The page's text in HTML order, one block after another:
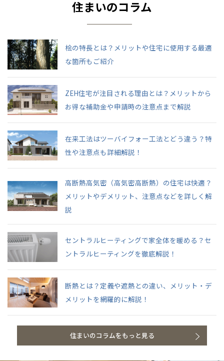
住まいのコラム
桧の特長とは？メリットや住宅に使用する最適
な箇所もご紹介
ZEH住宅が注目される理由とは？メリットから
お得な補助金や申請時の注意点まで解説
在来工法はツーバイフォー工法とどう違う？特
性や注意点も詳細解説！
高断熱高気密（高気密高断熱）の住宅は快適？
メリットやデメリット、注意点などを詳しく解
説
セントラルヒーティングで家全体を暖める？セ
ントラルヒーティングを徹底解説！
断熱とは？定義や遮熱との違い、メリット・デ
メリットを網羅的に解説！
住まいのコラムをもっと見る